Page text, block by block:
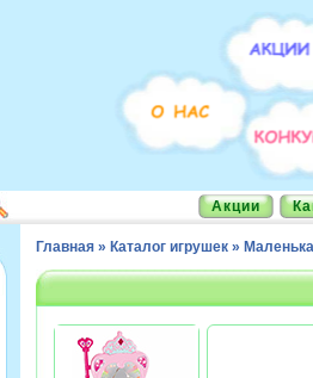
Акции
Главная » Каталог игрушек »